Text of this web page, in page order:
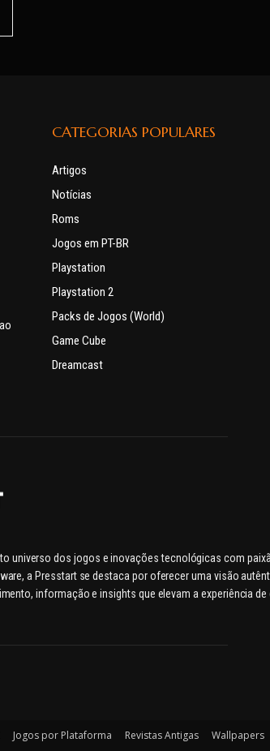
CATEGORIAS POPULARES
Artigos
Notícias
Roms
Jogos em PT-BR
Playstation
Playstation 2
Packs de Jogos (World)
Game Cube
Dreamcast
universo dos jogos e inovações tecnológicas com
a Presstart se destaca por oferecer uma visão
informação e insights que elevam a experiência de
Jogos por Plataforma Revistas Antigas Wallpapers